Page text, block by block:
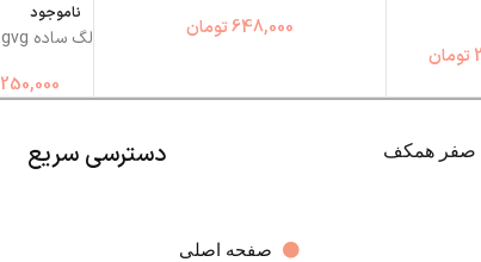
تومان
648,000تومان
ناموجود
لگ ساده gvg
250,000
دسترسی سریع
صفحه اصلی